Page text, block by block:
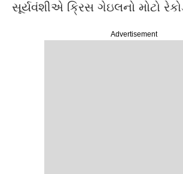
Advertisement
સૂર્યવંશીએ ક્રિસ ગેઇલનો મોટો